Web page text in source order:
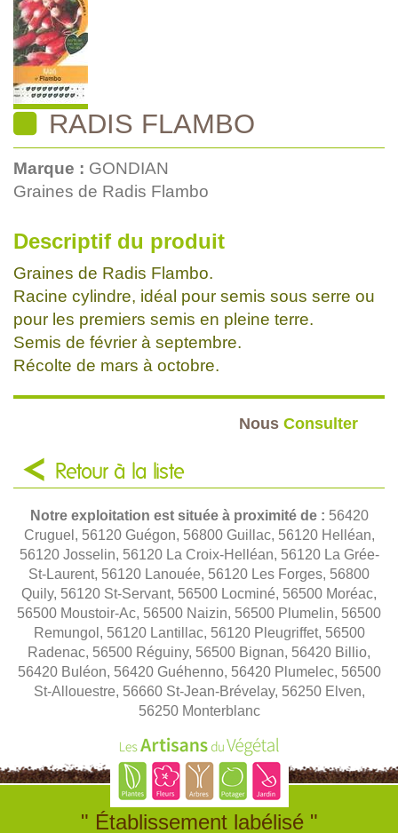
RADIS FLAMBO
Marque : GONDIAN
Graines de Radis Flambo
Descriptif du produit
Graines de Radis Flambo.
Racine cylindre, idéal pour semis sous serre ou
pour les premiers semis en pleine terre.
Semis de février à septembre.
Récolte de mars à octobre.
Nous Consulter
Retour à la liste
Notre exploitation est située à proximité de : 56420
Cruguel, 56120 Guégon, 56800 Guillac, 56120 Helléan,
56120 Josselin, 56120 La Croix-Helléan, 56120 La Grée-
St-Laurent, 56120 Lanouée, 56120 Les Forges, 56800
Quily, 56120 St-Servant, 56500 Locminé, 56500 Moréac,
56500 Moustoir-Ac, 56500 Naizin, 56500 Plumelin, 56500
Remungol, 56120 Lantillac, 56120 Pleugriffet, 56500
Radenac, 56500 Réguiny, 56500 Bignan, 56420 Billio,
56420 Buléon, 56420 Guéhenno, 56420 Plumelec, 56500
St-Allouestre, 56660 St-Jean-Brévelay, 56250 Elven,
56250 Monterblanc
" Établissement labélisé "